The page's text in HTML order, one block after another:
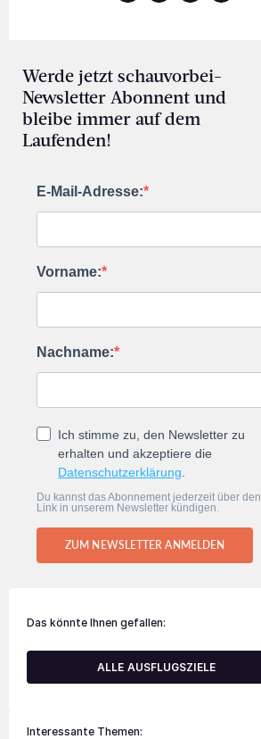
Werde jetzt schauvorbei-
Newsletter Abonnent und
bleibe immer auf dem
Laufenden!
E-Mail-Adresse:
Vorname:
Nachname:
Ich stimme zu, den Newsletter zu
erhalten und akzeptiere die
Datenschutzerklärung
Du kannst das Abonnement jederzeit über den
Link in unserem Newsletter kündigen.
ZUM NEWSLETTER ANMELDEN
Das könnte Ihnen gefallen:
ALLE AUSFLUGSZIELE
Interessante Themen: